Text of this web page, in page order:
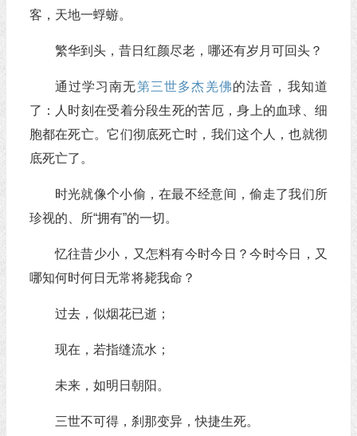
客，天地一蜉蝣。
繁华到头，昔日红颜尽老，哪还有岁月可回头？
通过学习南无第三世多杰羌佛的法音，我知道
了：人时刻在受着分段生死的苦厄，身上的血球、细
胞都在死亡。它们彻底死亡时，我们这个人，也就彻
底死亡了。
时光就像个小偷，在最不经意间，偷走了我们所
珍视的、所“拥有”的一切。
忆往昔少小，又怎料有今时今日？今时今日，又
哪知何时何日无常将毙我命？
过去，似烟花已逝；
现在，若指缝流水；
未来，如明日朝阳。
三世不可得，刹那变异，快捷生死。